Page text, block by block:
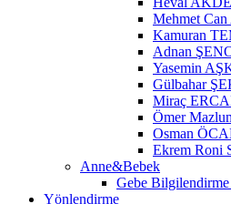
Mehmet
Kamuran
Adnan
Yasemin
Gülbahar
Miraç
Ömer
Osman
Ekrem Roni
Anne&Bebek
Gebe
Yönlendirme